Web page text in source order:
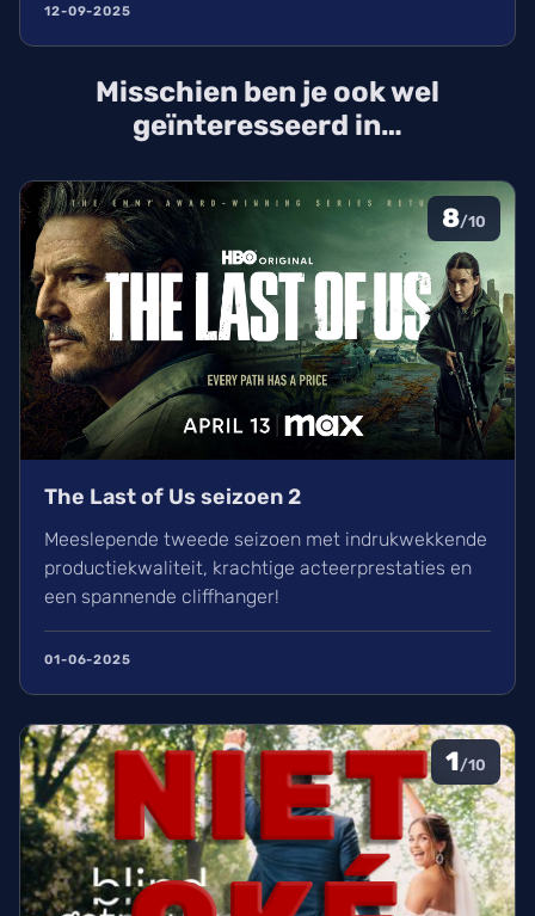
12-09-2025
Misschien ben je ook wel
geïnteresseerd in…
8/10
The Last of Us seizoen 2
Meeslepende tweede seizoen met indrukwekkende
productiekwaliteit, krachtige acteerprestaties en
een spannende cliffhanger!
01-06-2025
1/10